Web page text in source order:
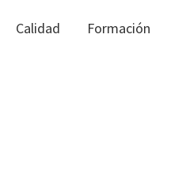
Calidad Formación